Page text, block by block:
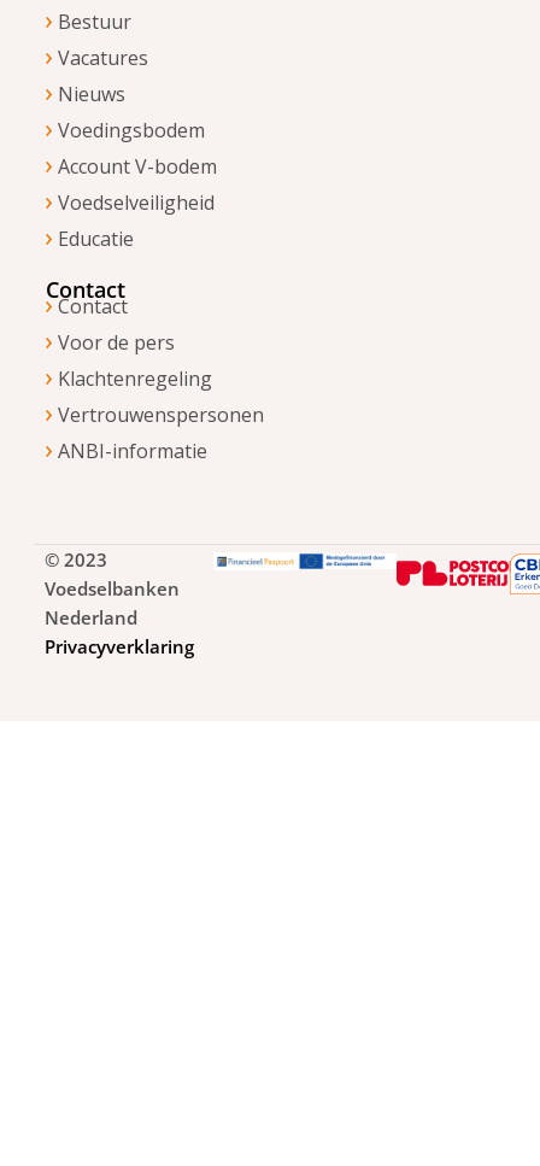
Bestuur
Vacatures
Nieuws
Voedingsbodem
Account V-bodem
Voedselveiligheid
Educatie
Contact
Contact
Voor de pers
Klachtenregeling
Vertrouwenspersonen
ANBI-informatie
© 2023
Voedselbanken
Nederland
Privacyverklaring